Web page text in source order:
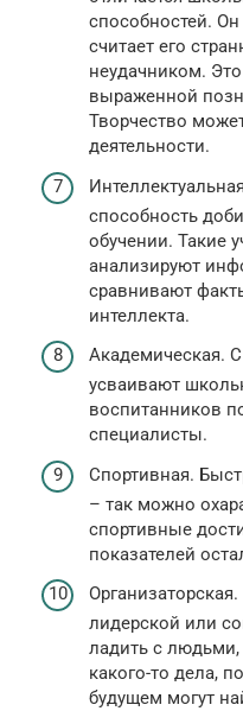
способностей.
считает его
неудачником.
выраженной
Творчество
деятельности.
способность
обучении. Такие
анализируют
сравнивают
интеллекта.
Академическая.
усваивают
воспитанников
специалисты.
Спортивная.
– так можно
спортивные
показателей
лидерской или
ладить с людьми,
какого-то дела,
будущем могут